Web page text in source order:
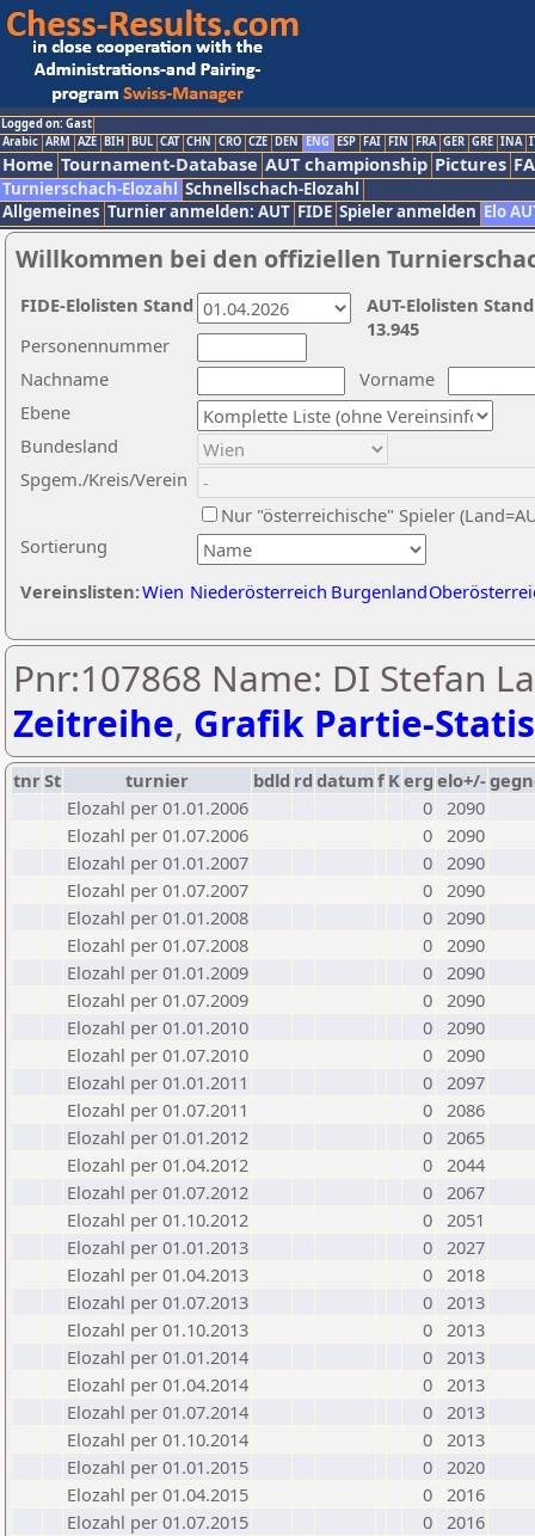
Logged on: Gast
Arabic ARM AZE BIH BUL CAT CHN CRO CZE DEN ENG ESP FAI FIN FRA GER GRE INA
Home Tournament-Database AUT championship Pictures
Turnierschach-Elozahl Schnellschach-Elozahl
Allgemeines Turnier anmelden: AUT FIDE Spieler anmelden Elo
Willkommen bei den offiziellen
Nachname
Vorname
Ebene
Sortierung
Personennummer
Bundesland
Spgem./Kreis/Verein
Nur "österreichische" Spieler
Vereinslisten:Wien Niederösterreich Burgenland
AUT-Elolisten
13.945
FIDE-Elolisten Stand
Pnr:107868 Name: DI Stefan
Zeitreihe, Grafik Partie-
tnrSt turnier bdld rd datumf Kerg elo+/-
Elozahl per 01.01.2006
0 2090
Elozahl per 01.07.2006
0 2090
Elozahl per 01.01.2007
0 2090
Elozahl per 01.07.2007
0 2090
Elozahl per 01.01.2008
0 2090
Elozahl per 01.07.2008
0 2090
Elozahl per 01.01.2009
0 2090
Elozahl per 01.07.2009
0 2090
Elozahl per 01.01.2010
0 2090
Elozahl per 01.07.2010
0 2090
Elozahl per 01.01.2011
0 2097
Elozahl per 01.07.2011
0 2086
Elozahl per 01.01.2012
0 2065
Elozahl per 01.04.2012
0 2044
Elozahl per 01.07.2012
0 2067
Elozahl per 01.10.2012
0 2051
Elozahl per 01.01.2013
0 2027
Elozahl per 01.04.2013
0 2018
Elozahl per 01.07.2013
0 2013
Elozahl per 01.10.2013
0 2013
Elozahl per 01.01.2014
0 2013
Elozahl per 01.04.2014
0 2013
Elozahl per 01.07.2014
0 2013
Elozahl per 01.10.2014
0 2013
Elozahl per 01.01.2015
0 2020
Elozahl per 01.04.2015
0 2016
Elozahl per 01.07.2015
0 2016